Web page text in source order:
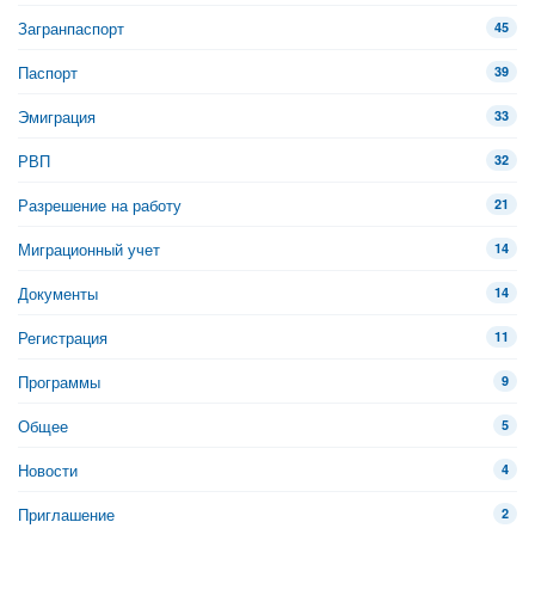
Загранпаспорт 45
Паспорт 39
Эмиграция 33
РВП 32
Разрешение на работу 21
Миграционный учет 14
Документы 14
Регистрация 11
Программы 9
Общее 5
Новости 4
Приглашение 2